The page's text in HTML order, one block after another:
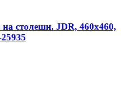
столешн. JDR, 460х460,